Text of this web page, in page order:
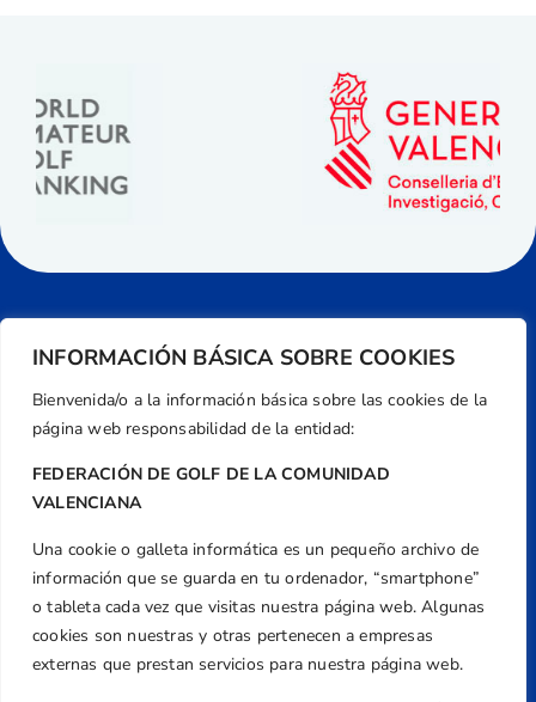
INFORMACIÓN BÁSICA SOBRE COOKIES
Bienvenida/o a la información básica sobre las cookies de la
página web responsabilidad de la entidad:
FEDERACIÓN DE GOLF DE LA COMUNIDAD
VALENCIANA
Una cookie o galleta informática es un pequeño archivo de
información que se guarda en tu ordenador, “smartphone”
o tableta cada vez que visitas nuestra página web. Algunas
cookies son nuestras y otras pertenecen a empresas
externas que prestan servicios para nuestra página web.
Dirección
Centre de L´Esport, Carrer d'Isaac Peral i
Caballero, Nº 5, Despachos 2 y 3, 46980,
Valencia